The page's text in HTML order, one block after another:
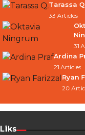
Tarassa
33 Articles
31
Ardina
21 Articles
Ryan
20
Liks